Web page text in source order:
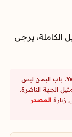
الكاملة، يرجى
. باب اليمن ليس
الجهة الناشرة.
المصدر